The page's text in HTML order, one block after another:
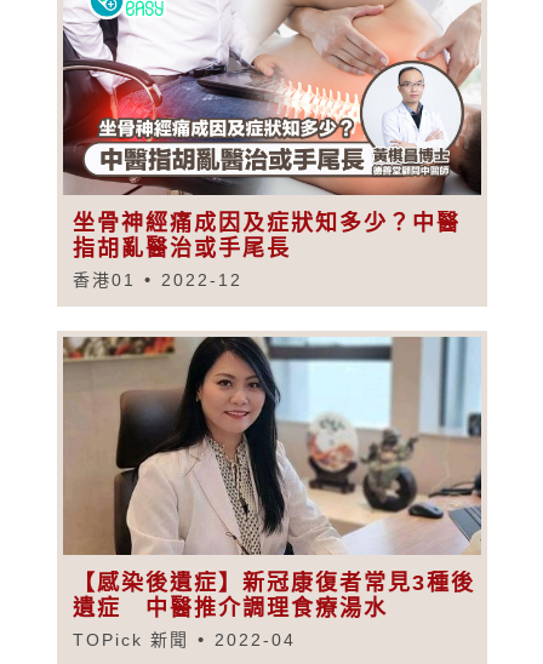
坐骨神經痛成因及症狀知多少？中醫
指胡亂醫治或手尾長
香港01 2022-12
【感染後遺症】新冠康復者常見3種後
遺症 中醫推介調理食療湯水
TOPick 新聞 2022-04